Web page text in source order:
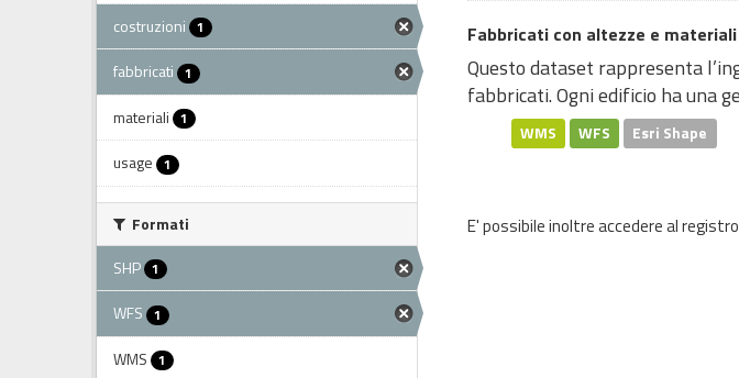
costruzioni 1
fabbricati 1
materiali 1
usage 1
Formati
SHP 1
WFS 1
WMS 1
Fabbricati con altezze e
Questo dataset rappresenta
fabbricati. Ogni edificio ha una
WMS WFS Esri Shape
E' possibile inoltre accedere al